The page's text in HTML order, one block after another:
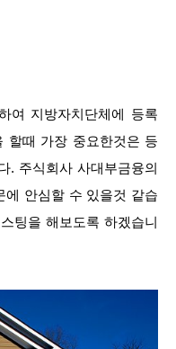
여 지방자치단체에 등록
할때 가장 중요한것은 등
. 주식회사 사대부금융의
에 안심할 수 있을것 같습
팅을 해보도록 하겠습니